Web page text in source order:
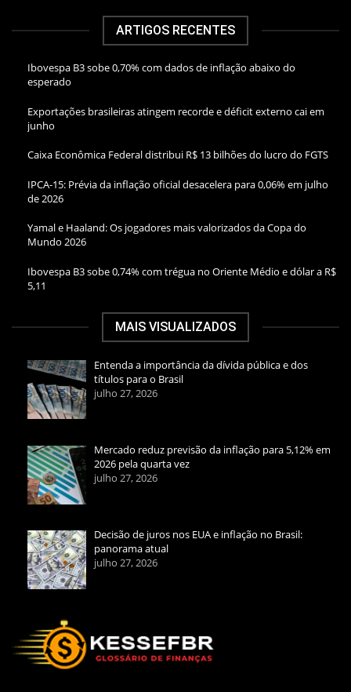
ARTIGOS RECENTES
Ibovespa B3 sobe 0,70% com dados de inflação abaixo do
esperado
Exportações brasileiras atingem recorde e déficit externo cai em
junho
Caixa Econômica Federal distribui R$ 13 bilhões do lucro do FGTS
IPCA-15: Prévia da inflação oficial desacelera para 0,06% em julho
de 2026
Yamal e Haaland: Os jogadores mais valorizados da Copa do
Mundo 2026
Ibovespa B3 sobe 0,74% com trégua no Oriente Médio e dólar a R$
5,11
MAIS VISUALIZADOS
Entenda a importância da dívida pública e dos
títulos para o Brasil
julho 27, 2026
Mercado reduz previsão da inflação para 5,12% em
2026 pela quarta vez
julho 27, 2026
Decisão de juros nos EUA e inflação no Brasil:
panorama atual
julho 27, 2026